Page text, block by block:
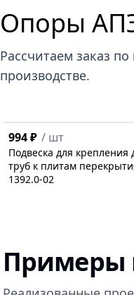
Опоры
Рассчитаем заказ
производстве.
994 ₽ / шт
Подвеска для крепления
труб к плитам
1392.0-02
Примеры